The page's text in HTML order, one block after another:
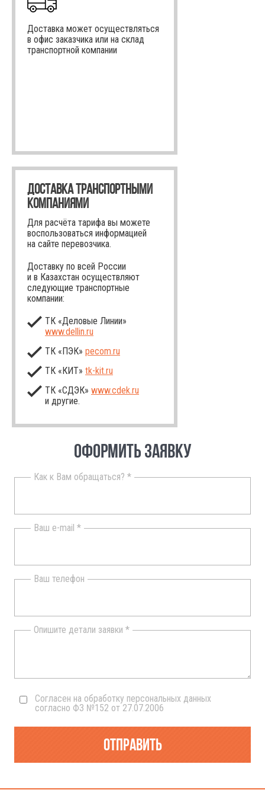
Доставка может осуществляться
в офис заказчика или на склад
транспортной компании
ДОСТАВКА ТРАНСПОРТНЫМИ
КОМПАНИЯМИ
Для расчёта тарифа вы можете
воспользоваться информацией
на сайте перевозчика.
Доставку по всей России
и в Казахстан осуществляют
следующие транспортные
компании:
ТК «Деловые Линии»
www.dellin.ru
ТК «ПЭК» pecom.ru
ТК «КИТ» tk-kit.ru
ТК «СДЭК» www.cdek.ru
и другие.
ОФОРМИТЬ ЗАЯВКУ
Как к Вам обращаться? *
Ваш e-mail *
Ваш телефон
Опишите детали заявки *
Согласен на обработку персональных данных
согласно ФЗ №152 от 27.07.2006
Отправить